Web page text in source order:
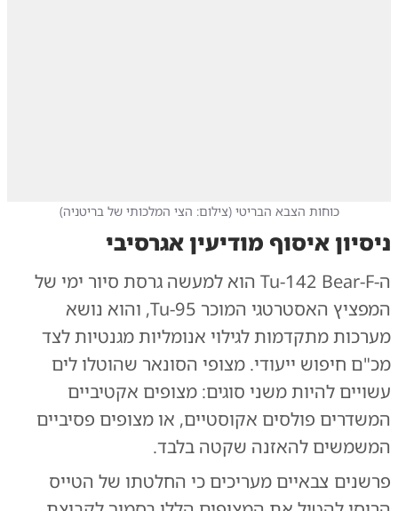
כוחות הצבא הבריטי (צילום: הצי המלכותי של בריטניה)
ניסיון איסוף מודיעין אגרסיבי
ה-Tu-142 Bear-F הוא למעשה גרסת סיור ימי של
המפציץ האסטרטגי המוכר Tu-95, והוא נושא
מערכות מתקדמות לגילוי אנומליות מגנטיות לצד
מכ"ם חיפוש ייעודי. מצופי הסונאר שהוטלו לים
עשויים להיות משני סוגים: מצופים אקטיביים
המשדרים פולסים אקוסטיים, או מצופים פסיביים
המשמשים להאזנה שקטה בלבד.
פרשנים צבאיים מעריכים כי החלטתו של הטייס